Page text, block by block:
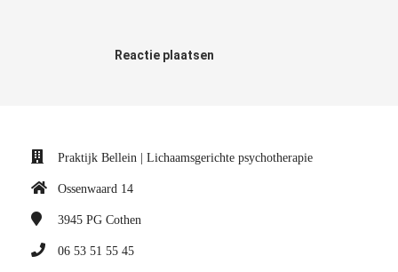
Reactie plaatsen
Praktijk Bellein | Lichaamsgerichte psychotherapie
Ossenwaard 14
3945 PG Cothen
06 53 51 55 45